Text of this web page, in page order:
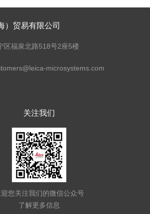
）贸易有限公司
区福泉北路518号2座5楼
microsystems.com
关注我们
您关注我们的微信公众号
了解更多信息